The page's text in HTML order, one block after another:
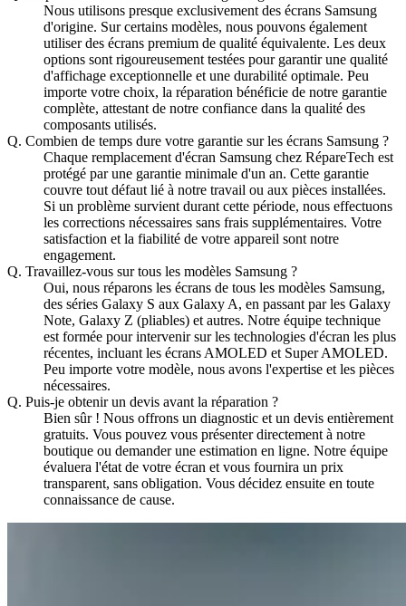
Nous utilisons presque exclusivement des écrans Samsung
d'origine. Sur certains modèles, nous pouvons également
utiliser des écrans premium de qualité équivalente. Les deux
options sont rigoureusement testées pour garantir une qualité
d'affichage exceptionnelle et une durabilité optimale. Peu
importe votre choix, la réparation bénéficie de notre garantie
complète, attestant de notre confiance dans la qualité des
composants utilisés.
Q. Combien de temps dure votre garantie sur les écrans Samsung ?
Chaque remplacement d'écran Samsung chez RépareTech est
protégé par une garantie minimale d'un an. Cette garantie
couvre tout défaut lié à notre travail ou aux pièces installées.
Si un problème survient durant cette période, nous effectuons
les corrections nécessaires sans frais supplémentaires. Votre
satisfaction et la fiabilité de votre appareil sont notre
engagement.
Q. Travaillez-vous sur tous les modèles Samsung ?
Oui, nous réparons les écrans de tous les modèles Samsung,
des séries Galaxy S aux Galaxy A, en passant par les Galaxy
Note, Galaxy Z (pliables) et autres. Notre équipe technique
est formée pour intervenir sur les technologies d'écran les plus
récentes, incluant les écrans AMOLED et Super AMOLED.
Peu importe votre modèle, nous avons l'expertise et les pièces
nécessaires.
Q. Puis-je obtenir un devis avant la réparation ?
Bien sûr ! Nous offrons un diagnostic et un devis entièrement
gratuits. Vous pouvez vous présenter directement à notre
boutique ou demander une estimation en ligne. Notre équipe
évaluera l'état de votre écran et vous fournira un prix
transparent, sans obligation. Vous décidez ensuite en toute
connaissance de cause.